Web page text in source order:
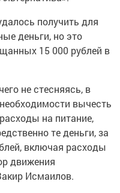
получить для
деньги, но это
15 000 рублей в
не стесняясь, в
вычесть
на питание,
те деньги, за
включая расходы
движения
Исмаилов.